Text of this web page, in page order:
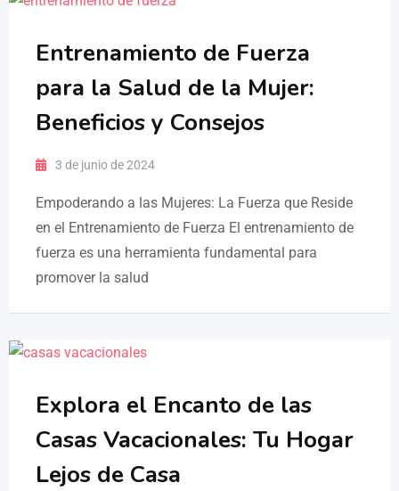
Entrenamiento de Fuerza
para la Salud de la Mujer:
Beneficios y Consejos
3 de junio de 2024
Empoderando a las Mujeres: La Fuerza que Reside
en el Entrenamiento de Fuerza El entrenamiento de
fuerza es una herramienta fundamental para
promover la salud
Explora el Encanto de las
Casas Vacacionales: Tu Hogar
Lejos de Casa